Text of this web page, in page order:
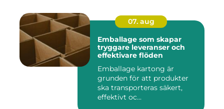
07. aug
Emballage som skapar
tryggare leveranser och
effektivare flöden
Emballage kartong är
grunden för att produkter
ska transporteras säkert,
effektivt oc...